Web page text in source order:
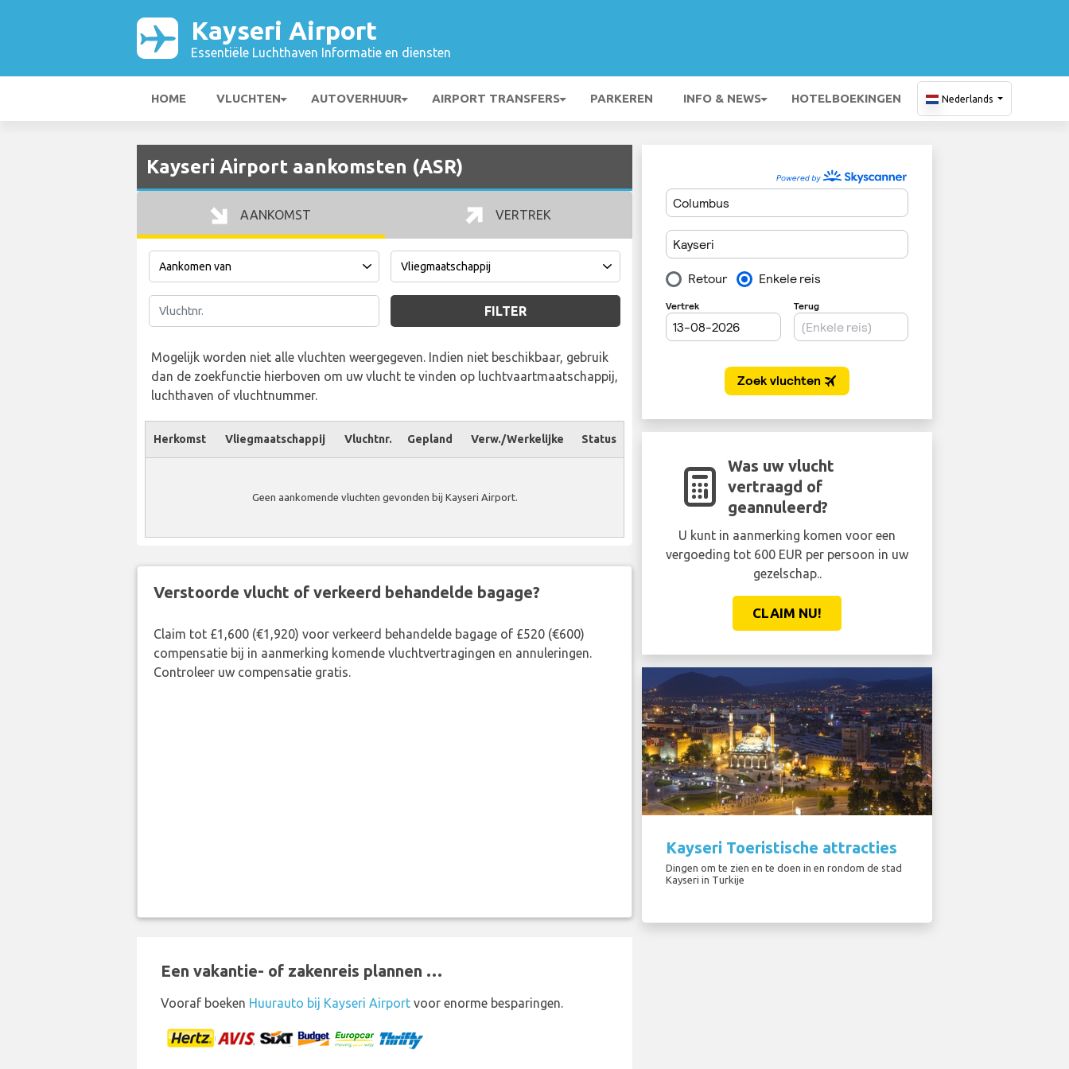
Kayseri Airport
Essentiële Luchthaven Informatie en diensten
HOME VLUCHTEN AUTOVERHUUR AIRPORT TRANSFERS PARKEREN INFO & NEWS HOTELBOEKINGEN Nederlands
Kayseri Airport aankomsten (ASR)
AANKOMST VERTREK
FILTER
Mogelijk worden niet alle vluchten weergegeven. Indien niet beschikbaar, gebruik
dan de zoekfunctie hierboven om uw vlucht te vinden op luchtvaartmaatschappij,
luchthaven of vluchtnummer.
Herkomst Vliegmaatschappij Vluchtnr. Gepland Verw./Werkelijke Status
Geen aankomende vluchten gevonden bij Kayseri Airport.
Verstoorde vlucht of verkeerd behandelde bagage?
Claim tot £1,600 (€1,920) voor verkeerd behandelde bagage of £520 (€600)
compensatie bij in aanmerking komende vluchtvertragingen en annuleringen.
Controleer uw compensatie gratis.
Een vakantie- of zakenreis plannen …
Vooraf boeken Huurauto bij Kayseri Airport voor enorme besparingen.
Was uw vlucht
vertraagd of
geannuleerd?
U kunt in aanmerking komen voor een
vergoeding tot 600 EUR per persoon in uw
gezelschap..
CLAIM NU!
Kayseri Toeristische attracties
Dingen om te zien en te doen in en rondom de stad
Kayseri in Turkije